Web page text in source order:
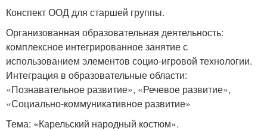
Конспект ООД для старшей группы.
Организованная образовательная деятельность:
комплексное интегрированное занятие с
использованием элементов социо-игровой технологии.
Интеграция в образовательные области:
«Познавательное развитие», «Речевое развитие»,
«Социально-коммуникативное развитие»
Тема: «Карельский народный костюм».